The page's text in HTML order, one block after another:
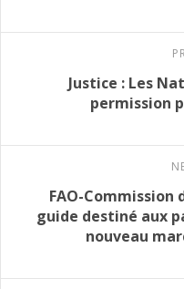
Justice : Les
permission
FAO-Commission
guide destiné aux
nouveau